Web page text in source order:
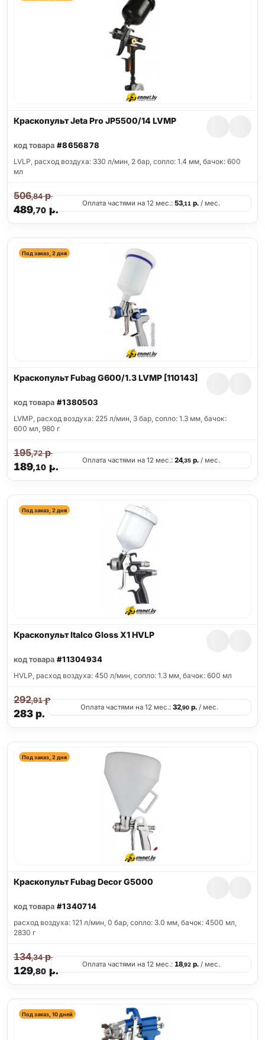
Краскопульт Jeta Pro JP5500/14 LVMP
код товара #8656878
LVLP, расход воздуха: 330 л/мин, 2 бар, сопло: 1.4 мм, бачок: 600
мл
489,70р.
506,84р.
Оплата частями на 12 мес.: 53,11 р. / мес.
Под заказ, 2 дня
Краскопульт Fubag G600/1.3 LVMP [110143]
код товара #1380503
LVMP, расход воздуха: 225 л/мин, 3 бар, сопло: 1.3 мм, бачок:
600 мл, 980 г
189,10р.
195,72р.
Оплата частями на 12 мес.: 24,35 р. / мес.
Под заказ, 2 дня
Краскопульт Italco Gloss X1 HVLP
код товара #11304934
HVLP, расход воздуха: 450 л/мин, сопло: 1.3 мм, бачок: 600 мл
283р.
292,91р.
Оплата частями на 12 мес.: 32,90р./ мес.
Под заказ, 2 дня
Краскопульт Fubag Decor G5000
код товара #1340714
расход воздуха: 121 л/мин, 0 бар, сопло: 3.0 мм, бачок: 4500 мл,
2830 г
129,80р.
134,34р.
Оплата частями на 12 мес.: 18,92 р. / мес.
Под заказ, 10 дней